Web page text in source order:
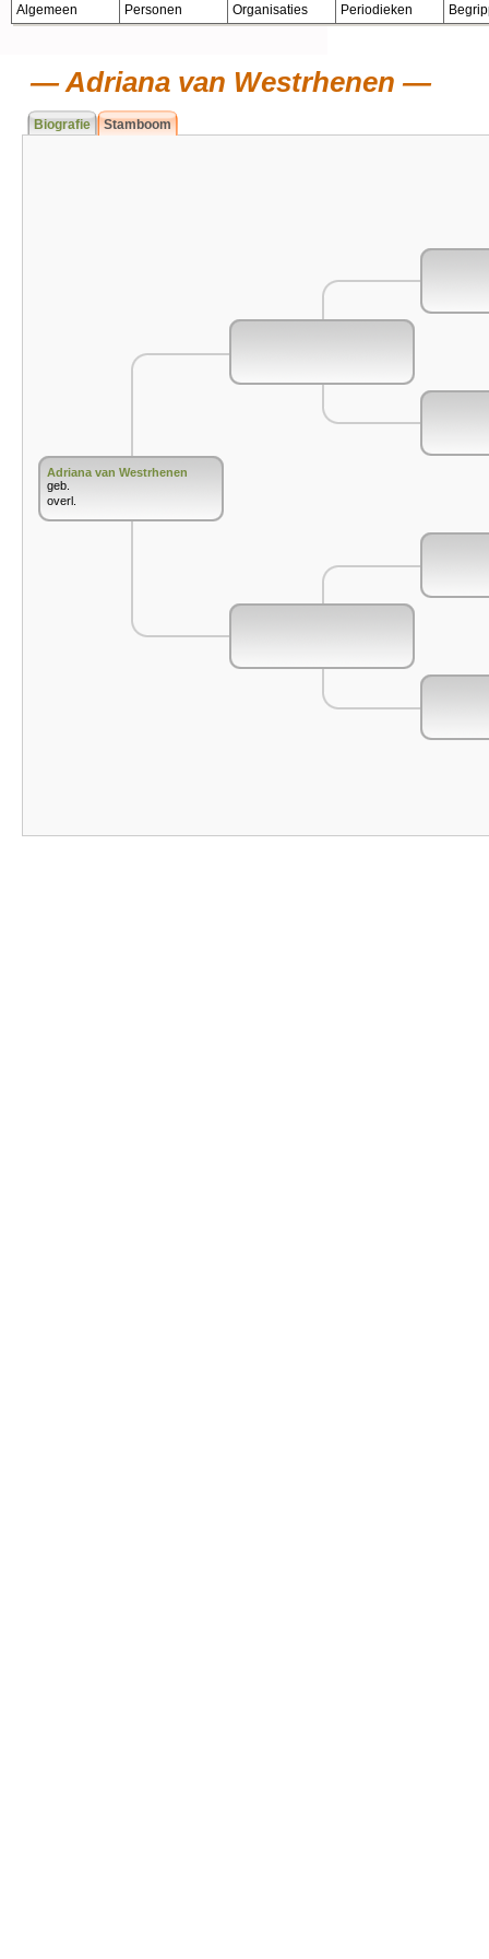
Algemeen Personen Organisaties Periodieken
Adriana van Westrhenen
Biografie Stamboom
Adriana van Westrhenen
geb.
overl.